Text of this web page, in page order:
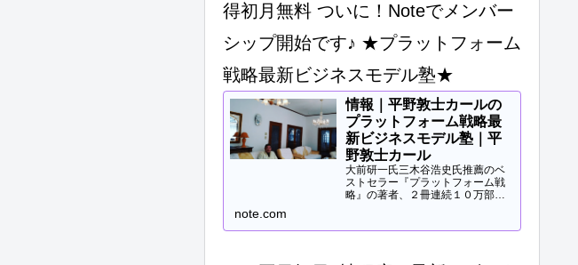
得初月無料 ついに！Noteでメンバー
シップ開始です♪ ★プラットフォーム
戦略最新ビジネスモデル塾★
情報｜平野敦士カールの
プラットフォーム戦略最
新ビジネスモデル塾｜平
野敦士カール
大前研一氏三木谷浩史氏推薦のベ
ストセラー『プラットフォーム戦
略』の著者、２冊連続１０万部突
研修、大学教授、早稲田MBA非常
note.com